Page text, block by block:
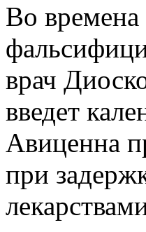
Во времена
врач
введет
Авиценна
при